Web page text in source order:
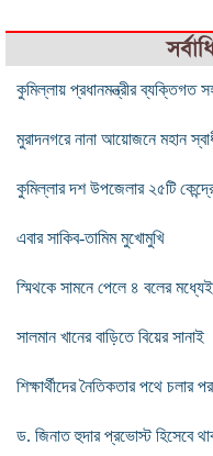
কুমিল্লায় প্রধানমন্ত্রীর ব্যক্তিগত
মুরাদনগরে নানা আয়োজনে মহান
কুমিল্লার দশ উপজেলার ২৫টি
এবার সাকিব-তামিম মুখোমুখি
স্মিথকে সামনে পেলে ৪ বলের
সালমান খানের বাড়িতে বিয়ের সানাই
শিক্ষার্থীদের নৈতিকতার পথে চলার
ড. জিনাত হুদার প্রভোস্ট হিসেবে